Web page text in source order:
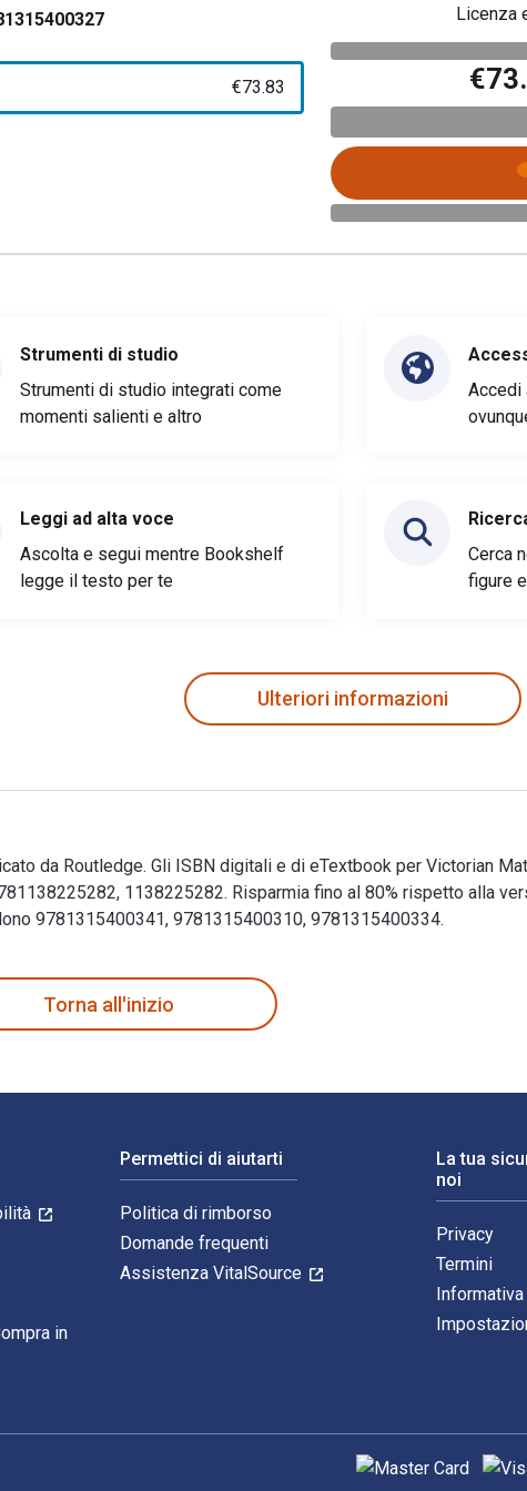
€73.83
Licenza
Strumenti di studio
Strumenti di studio integrati come
momenti salienti e altro
Leggi ad alta voce
Ascolta e segui mentre Bookshelf
legge il testo per te
Accedi
Cerca
figure
Ulteriori informazioni
da Routledge. Gli ISBN digitali e di eTextbook per Victorian
1138225282. Risparmia fino al 80% rispetto alla
9781315400341, 9781315400310, 9781315400334.
Torna all'inizio
in
Permettici di aiutarti
Politica di rimborso
Domande frequenti
Assistenza VitalSource
La tua
noi
Privacy
Termini
Metodi di pagamento